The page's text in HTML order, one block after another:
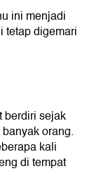
ini menjadi
tetap digemari
berdiri sejak
orang.
kali
di tempat